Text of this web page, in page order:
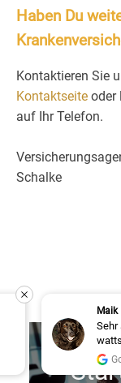
Haben Du
Kontaktieren Sie
Kontaktseite oder
auf Ihr Telefon.
Schalke
Maik
Sehr
watts app
nurGoogle